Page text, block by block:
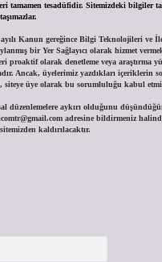
tamamen tesadüfidir. Sitemizdeki bilgiler
Kanun gereğince Bilgi Teknolojileri ve
bir Yer Sağlayıcı olarak hizmet
proaktif olarak denetleme veya araştırma
Ancak, üyelerimiz yazdıkları içeriklerin
siteye üye olarak bu sorumluluğu kabul
düzenlemelere aykırı olduğunu
adresine bildirmeniz
kaldırılacaktır.